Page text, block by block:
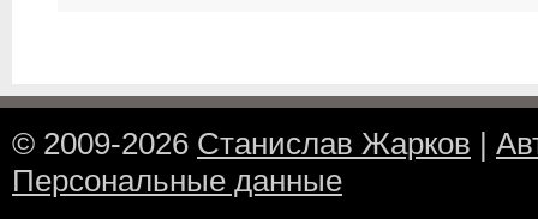
© 2009-2026 Станислав Жарков |
Персональные данные